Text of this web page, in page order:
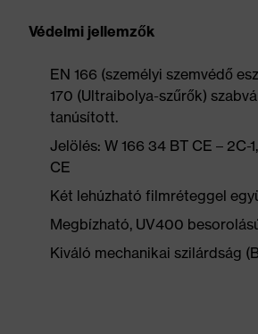
Védelmi jellemzők
EN 166 (személyi szemvédő
170 (Ultraibolya-szűrők)
tanúsított.
Jelölés: W 166 34 BT CE – 2C-
CE
Két lehúzható filmréteggel
Megbízható, UV400
Kiváló mechanikai szilárdság